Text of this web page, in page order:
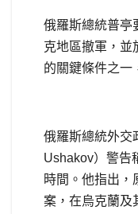
俄羅斯總統普亭
克地區撤軍，並
的關鍵條件之一
俄羅斯總統外交
Ushakov）警告
時間。他指出，
案，在烏克蘭及